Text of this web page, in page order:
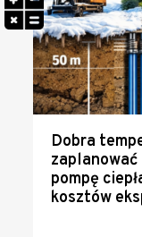
Dobra
pompę
kosztów